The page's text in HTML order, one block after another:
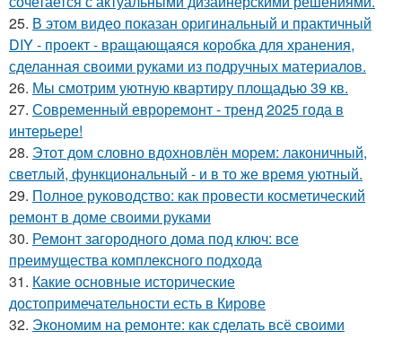
25. В этом видео показан оригинальный и практичный
DIY - проект - вращающаяся коробка для хранения,
сделанная своими руками из подручных материалов.
26. Мы смотрим уютную квартиру площадью 39 кв.
27. Современный евроремонт - тренд 2025 года в
интерьере!
28. Этот дом словно вдохновлён морем: лаконичный,
светлый, функциональный - и в то же время уютный.
29. Полное руководство: как провести косметический
ремонт в доме своими руками
30. Ремонт загородного дома под ключ: все
преимущества комплексного подхода
31. Какие основные исторические
достопримечательности есть в Кирове
32. Экономим на ремонте: как сделать всё своими